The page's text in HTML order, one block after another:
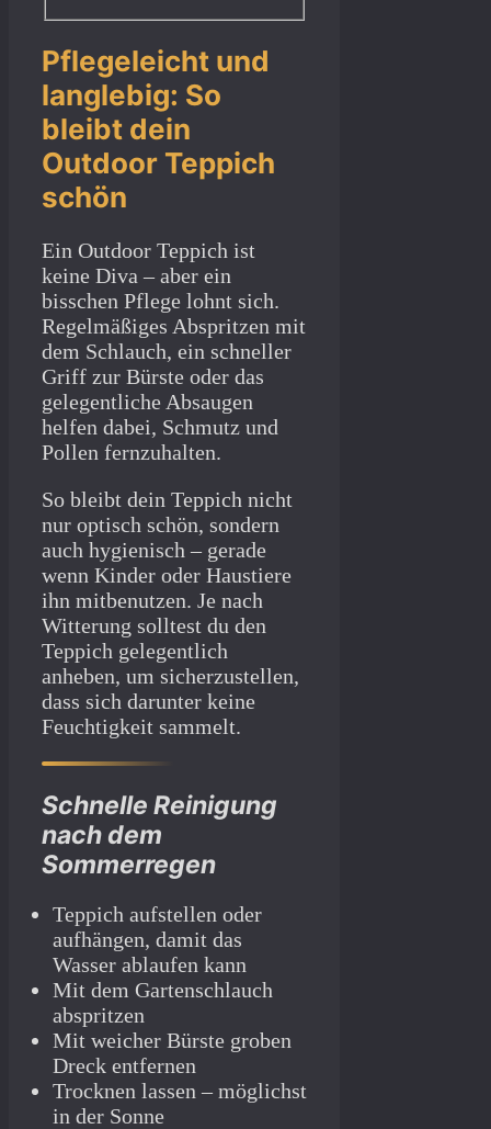
Pflegeleicht und
langlebig: So
bleibt dein
Outdoor Teppich
schön
Ein Outdoor Teppich ist
keine Diva – aber ein
bisschen Pflege lohnt sich.
Regelmäßiges Abspritzen mit
dem Schlauch, ein schneller
Griff zur Bürste oder das
gelegentliche Absaugen
helfen dabei, Schmutz und
Pollen fernzuhalten.
So bleibt dein Teppich nicht
nur optisch schön, sondern
auch hygienisch – gerade
wenn Kinder oder Haustiere
ihn mitbenutzen. Je nach
Witterung solltest du den
Teppich gelegentlich
anheben, um sicherzustellen,
dass sich darunter keine
Feuchtigkeit sammelt.
Schnelle Reinigung
nach dem
Sommerregen
Teppich aufstellen oder
aufhängen, damit das
Wasser ablaufen kann
Mit dem Gartenschlauch
abspritzen
Mit weicher Bürste groben
Dreck entfernen
Trocknen lassen – möglichst
in der Sonne